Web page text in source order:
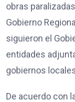
obras
Gobierno
siguieron el
entidades
gobiernos
De acuerdo con